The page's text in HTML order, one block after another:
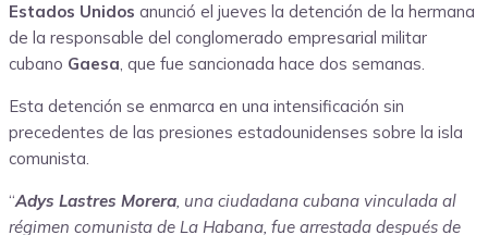
Estados Unidos anunció el jueves la detención de la hermana
de la responsable del conglomerado empresarial militar
cubano Gaesa, que fue sancionada hace dos semanas.
Esta detención se enmarca en una intensificación sin
precedentes de las presiones estadounidenses sobre la isla
comunista.
“Adys Lastres Morera, una ciudadana cubana vinculada al
régimen comunista de La Habana, fue arrestada después de